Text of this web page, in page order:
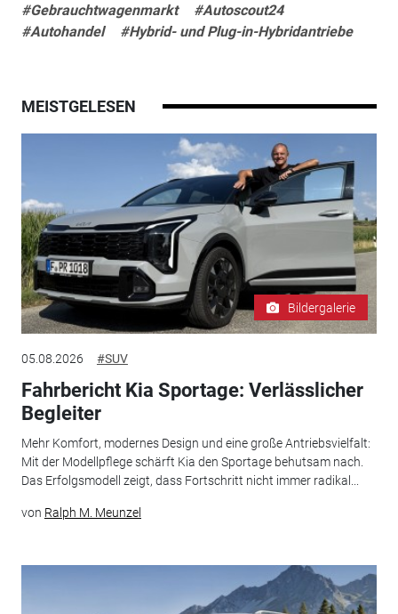
#Gebrauchtwagenmarkt
#Autoscout24
#Autohandel
#Hybrid- und Plug-in-Hybridantriebe
MEISTGELESEN
Bildergalerie
05.08.2026 #SUV
Fahrbericht Kia Sportage: Verlässlicher
Begleiter
Mehr Komfort, modernes Design und eine große Antriebsvielfalt:
Mit der Modellpflege schärft Kia den Sportage behutsam nach.
Das Erfolgsmodell zeigt, dass Fortschritt nicht immer radikal...
von Ralph M. Meunzel